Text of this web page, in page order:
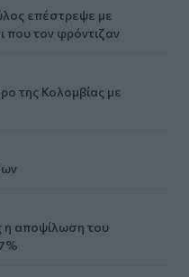
επέστρεψε με
που τον φρόντιζαν
της Κολομβίας με
η αποψίλωση του